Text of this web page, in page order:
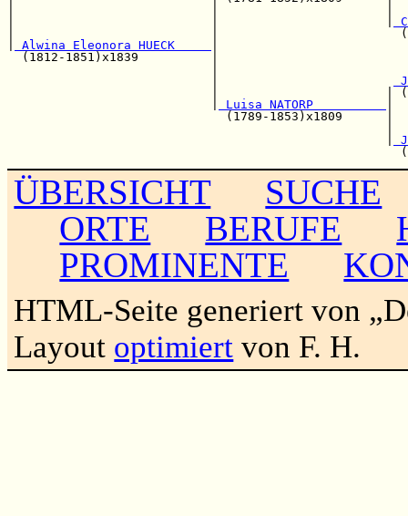
|                           |
Alwina Eleonora HUECK
(1812-
|
Luisa NATORP
ÜBERSICHT
SUCHE
ORTE
BERUFE
PROMINENTE
HTML-Seite generiert von
Layout optimiert von F. H.